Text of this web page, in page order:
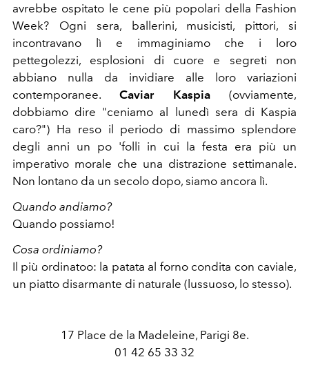
avrebbe ospitato le cene più popolari della Fashion
Week? Ogni sera, ballerini, musicisti, pittori, si
incontravano lì e immaginiamo che i loro
pettegolezzi, esplosioni di cuore e segreti non
abbiano nulla da invidiare alle loro variazioni
contemporanee.Caviar Kaspia(ovviamente,
dobbiamo dire "ceniamo al lunedì sera di Kaspia
caro?") Ha reso il periodo di massimo splendore
degli anni un po 'folli in cui la festa era più un
imperativo morale che una distrazione settimanale.
Non lontano da un secolo dopo, siamo ancora lì.
Quando andiamo?
Quando possiamo!
Cosa ordiniamo?
Il più ordinatoo: la patata al forno condita con caviale,
un piatto disarmante di naturale (lussuoso, lo stesso).
17 Place de la Madeleine, Parigi 8e.
01 42 65 33 32